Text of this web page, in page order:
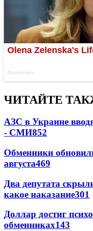
ЧИТАЙТЕ
АЗС в Украине
- СМИ852
Обменники
августа469
Два депутата
какое наказание301
Доллар достиг
обменниках143